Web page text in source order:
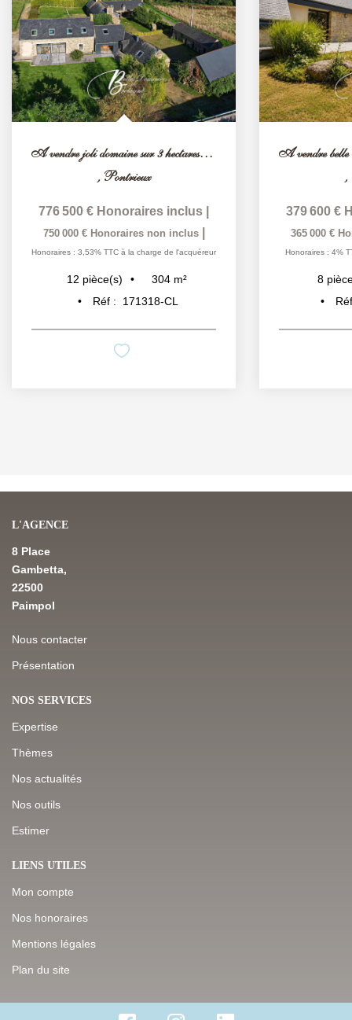
A vendre joli domaine sur 3 hectares Côtes d'Armor
, Pontrieux
776 500 € Honoraires inclus
750 000 € Honoraires non inclus
Honoraires : 3,53% TTC à la charge de l'acquéreur
12 pièce(s) 304 m²
Réf :
171318-CL
,
379 600 €
365 000 €
Honoraires : 4%
8
L'AGENCE
8 Place
Gambetta,
22500
Paimpol
Nous contacter
Présentation
NOS SERVICES
Expertise
Thèmes
Nos actualités
Nos outils
Estimer
LIENS UTILES
Mon compte
Nos honoraires
Mentions légales
Plan du site